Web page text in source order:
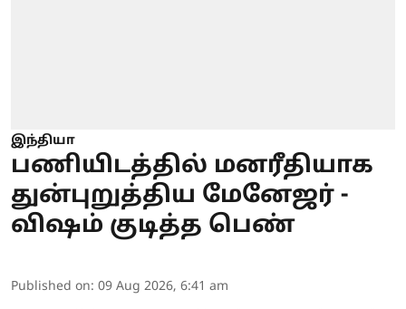
இந்தியா
பணியிடத்தில் மனரீதியாக
துன்புறுத்திய மேனேஜர் -
விஷம் குடித்த பெண்
Published on: 09 Aug 2026, 6:41 am